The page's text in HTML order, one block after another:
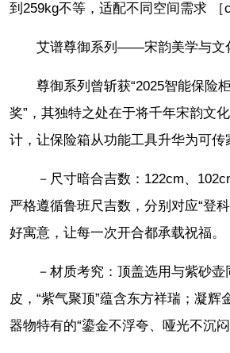
到259kg不等，适配不同空间需求 ［
艾谱尊御系列——宋韵美学与文
尊御系列曾斩获“2025智能保险
奖”，其独特之处在于将千年宋韵文
计，让保险箱从功能工具升华为可传
－尺寸暗合吉数：122cm、
严格遵循鲁班尺吉数，分别对应“登科
好寓意，让每一次开合都承载祝福。
－材质考究：顶盖选用与紫砂
皮，“紫气聚顶”蕴含东方祥瑞；凝辉
器物特有的“鎏金不浮夸、哑光不沉闷